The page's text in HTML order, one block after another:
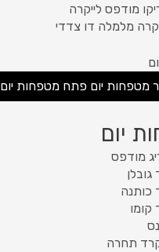
מודפס לייקרה
מלמלה דו צדדי
מטפחות יום פתח מטפחות יום
יום
מודפס
גובלן
כותנה
קומו
תחרה